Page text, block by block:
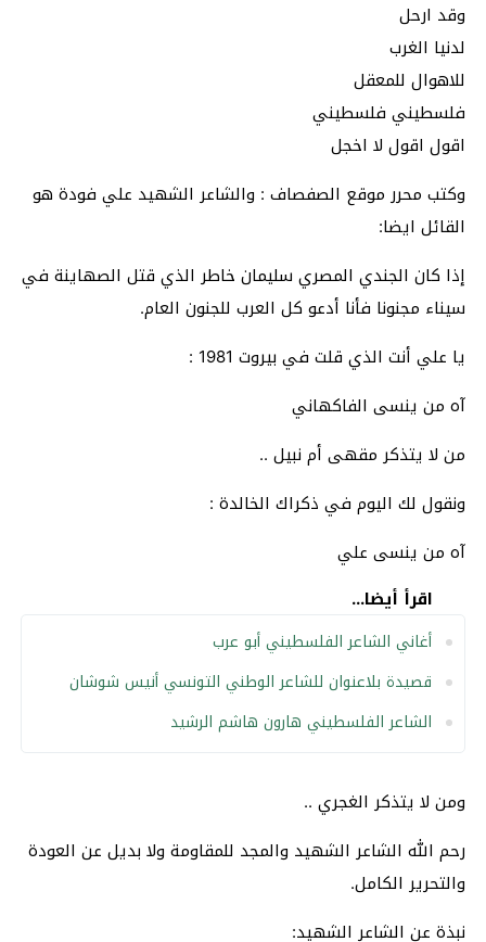
وقد ارحل
لدنيا الغرب
للاهوال للمعقل
فلسطيني فلسطيني
اقول اقول لا اخجل
وكتب محرر موقع الصفصاف : والشاعر الشهيد علي فودة هو
القائل ايضا:
إذا كان الجندي المصري سليمان خاطر الذي قتل الصهاينة في
سيناء مجنونا فأنا أدعو كل العرب للجنون العام.
يا علي أنت الذي قلت في بيروت 1981 :
آه من ينسى الفاكهاني
من لا يتذكر مقهى أم نبيل ..
ونقول لك اليوم في ذكراك الخالدة :
آه من ينسى علي
اقرأ أيضا...
أغاني الشاعر الفلسطيني أبو عرب
قصيدة بلاعنوان للشاعر الوطني التونسي أنيس شوشان
الشاعر الفلسطيني هارون هاشم الرشيد
ومن لا يتذكر الغجري ..
رحم الله الشاعر الشهيد والمجد للمقاومة ولا بديل عن العودة
والتحرير الكامل.
نبذة عن الشاعر الشهيد: